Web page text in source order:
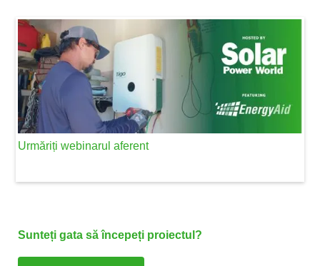
Urmăriți webinarul aferent
Sunteți gata să începeți proiectul?